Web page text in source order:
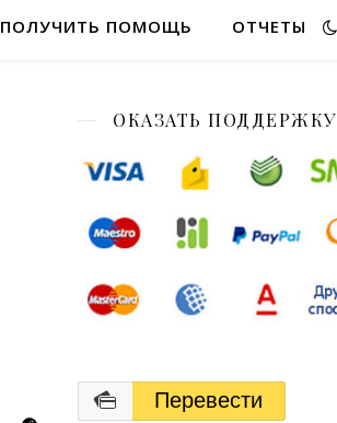
ПОЛУЧИТЬ ПОМОЩЬ ОТЧЕТЫ
ОКАЗАТЬ ПОДДЕРЖКУ
Перевести